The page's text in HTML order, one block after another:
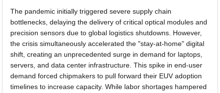
The pandemic initially triggered severe supply chain
bottlenecks, delaying the delivery of critical optical modules and
precision sensors due to global logistics shutdowns. However,
the crisis simultaneously accelerated the "stay-at-home" digital
shift, creating an unprecedented surge in demand for laptops,
servers, and data center infrastructure. This spike in end-user
demand forced chipmakers to pull forward their EUV adoption
timelines to increase capacity. While labor shortages hampered